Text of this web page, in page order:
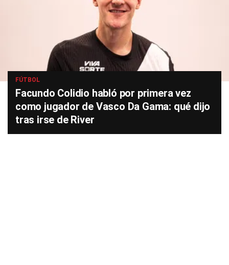
FÚTBOL
Facundo Colidio habló por primera vez
como jugador de Vasco Da Gama: qué dijo
tras irse de River